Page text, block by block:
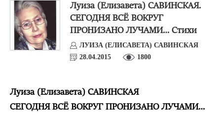
Луиза (Елизавета) САВИНСКАЯ.
СЕГОДНЯ ВСЁ ВОКРУГ
ПРОНИЗАНО ЛУЧАМИ… Стихи
ЛУИЗА (ЕЛИСАВЕТА) САВИНСКАЯ
28.04.2015
1800
Луиза (Елизавета) САВИНСКАЯ
СЕГОДНЯ ВСЁ ВОКРУГ ПРОНИЗАНО ЛУЧАМИ…